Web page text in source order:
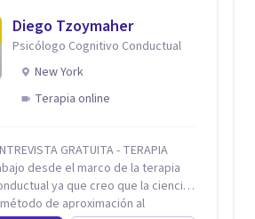
Diego Tzoymaher
Psicólogo Cognitivo Conductual
New York
Terapia online
GRATUITA - TERAPIA
desde el marco de la terapia
ya que creo que la ciencia
de aproximación al